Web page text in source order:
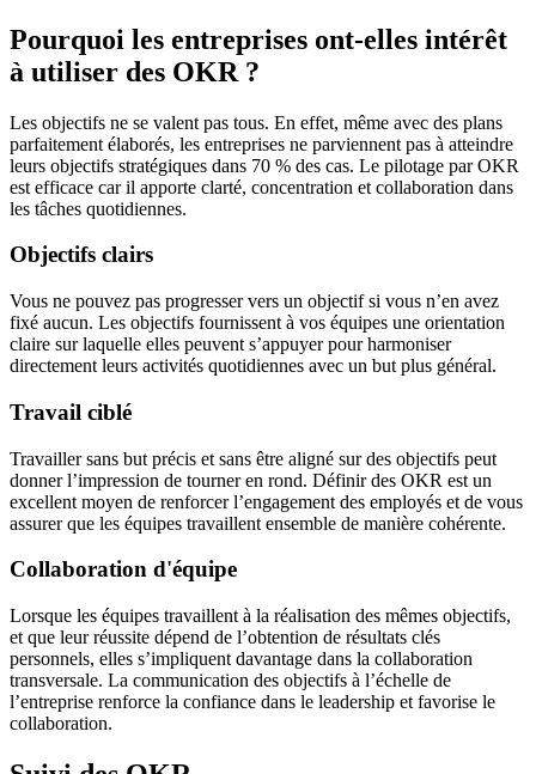
Pourquoi les entreprises ont-elles intérêt
à utiliser des OKR ?
Les objectifs ne se valent pas tous. En effet, même avec des plans
parfaitement élaborés, les entreprises ne parviennent pas à atteindre
leurs objectifs stratégiques dans 70 % des cas. Le pilotage par OKR
est efficace car il apporte clarté, concentration et collaboration dans
les tâches quotidiennes.
Objectifs clairs
Vous ne pouvez pas progresser vers un objectif si vous n’en avez
fixé aucun. Les objectifs fournissent à vos équipes une orientation
claire sur laquelle elles peuvent s’appuyer pour harmoniser
directement leurs activités quotidiennes avec un but plus général.
Travail ciblé
Travailler sans but précis et sans être aligné sur des objectifs peut
donner l’impression de tourner en rond. Définir des OKR est un
excellent moyen de renforcer l’engagement des employés et de vous
assurer que les équipes travaillent ensemble de manière cohérente.
Collaboration d'équipe
Lorsque les équipes travaillent à la réalisation des mêmes objectifs,
et que leur réussite dépend de l’obtention de résultats clés
personnels, elles s’impliquent davantage dans la collaboration
transversale. La communication des objectifs à l’échelle de
l’entreprise renforce la confiance dans le leadership et favorise le
collaboration.